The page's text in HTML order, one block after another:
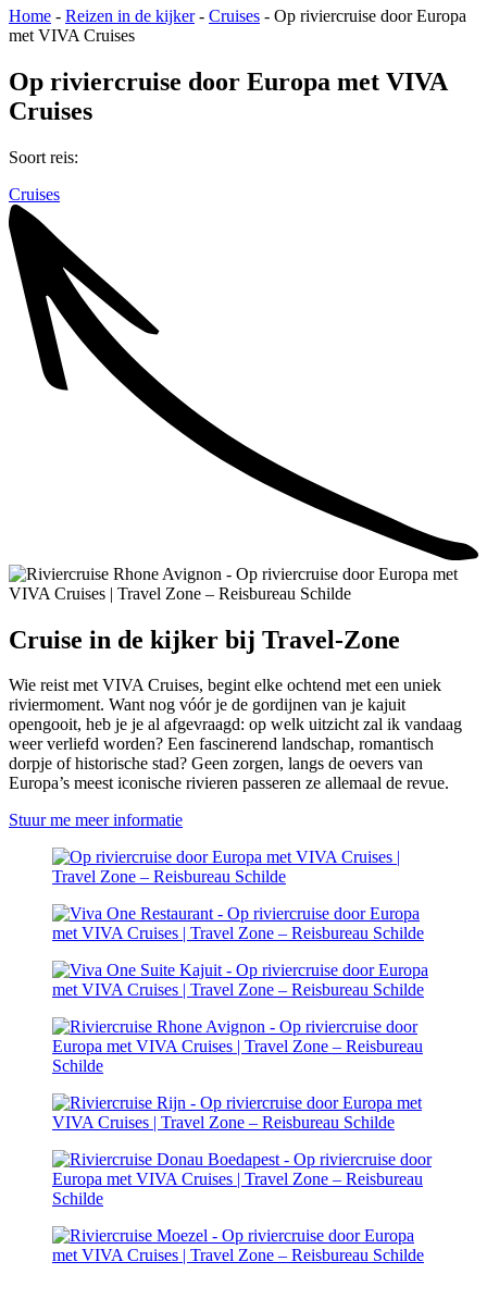
Home - Reizen in de kijker- Cruises - Op riviercruise door Europa
met VIVA Cruises
Op riviercruise door Europa met VIVA
Cruises
Soort reis:
Cruises
Cruise in de kijker bij Travel-Zone
Wie reist met VIVA Cruises, begint elke ochtend met een uniek
riviermoment. Want nog vóór je de gordijnen van je kajuit
opengooit, heb je je al afgevraagd: op welk uitzicht zal ik vandaag
weer verliefd worden? Een fascinerend landschap, romantisch
dorpje of historische stad? Geen zorgen, langs de oevers van
Europa’s meest iconische rivieren passeren ze allemaal de revue.
Stuur me meer informatie